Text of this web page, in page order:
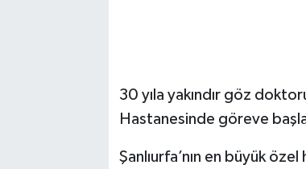
30 yıla yakındır göz
Hastanesinde göreve
Şanlıurfa’nın en büyük